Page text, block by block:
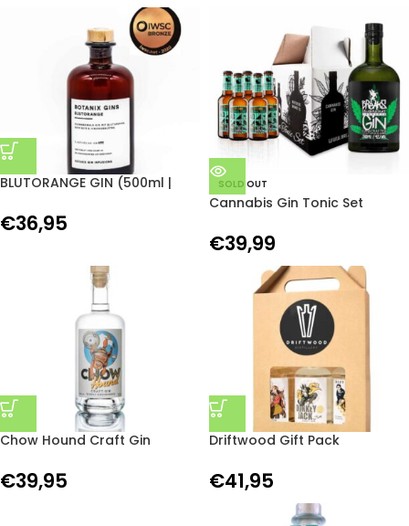
BLUTORANGE GIN (500ml |
€36,95
SOLD OUT
Cannabis Gin Tonic Set
€39,99
Chow Hound Craft Gin
€39,95
Driftwood Gift Pack
€41,95